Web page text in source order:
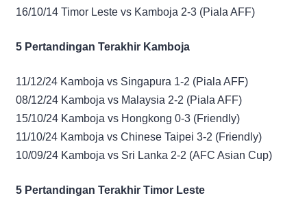
16/10/14 Timor Leste vs Kamboja 2-3 (Piala AFF)
5 Pertandingan Terakhir Kamboja
11/12/24 Kamboja vs Singapura 1-2 (Piala AFF)
08/12/24 Kamboja vs Malaysia 2-2 (Piala AFF)
15/10/24 Kamboja vs Hongkong 0-3 (Friendly)
11/10/24 Kamboja vs Chinese Taipei 3-2 (Friendly)
10/09/24 Kamboja vs Sri Lanka 2-2 (AFC Asian Cup)
5 Pertandingan Terakhir Timor Leste